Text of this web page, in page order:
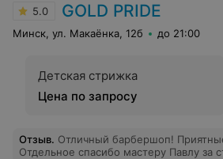
5.0 GOLD PRIDE
Минск, ул. Макаёнка, 12б до 21:00
Детская стрижка
Цена по запросу
Отзыв. Отличный барбершоп!
Отдельное спасибо мастеру Павлу за